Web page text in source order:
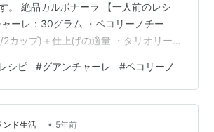
。 絶品カルボナーラ 【一人前のレシ
ーレ：30グラム ・ペコリーノチー
カップ)＋仕上げの適量 ・タリオリー
黒コショウ：適量 【二人前のレシピ】
：60グラム ・ペコリーノチーズ：90
仕上げの適量 ・タリオリーニ：200～
3個（黄身だけ2個、白身ごと1個） ・
シピ #グアンチャーレ #ペコリーノ
ンド生活 • 5年前